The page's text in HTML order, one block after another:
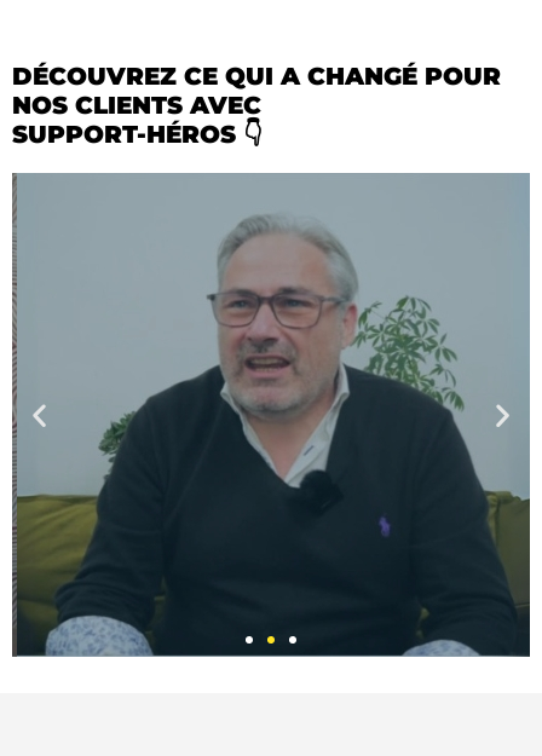
DÉCOUVREZ CE QUI A CHANGÉ POUR
NOS CLIENTS AVEC
SUPPORT-HÉROS 👇